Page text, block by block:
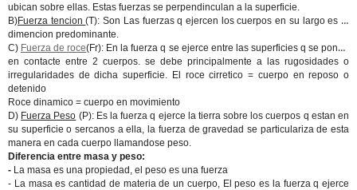
ubican sobre ellas. Estas fuerzas se perpendinculan a la superficie.
B)Fuerza tencion(T): Son Las fuerzas q ejercen los cuerpos en su largo es la
dimencion predominante.
C) Fuerza de roce(Fr): En la fuerza q se ejerce entre las superficies q se ponen
en contacte entre 2 cuerpos. se debe principalmente a las rugosidades o
irregularidades de dicha superficie. El roce cirretico = cuerpo en reposo o
detenido
Roce dinamico = cuerpo en movimiento
D) Fuerza Peso (P): Es la fuerza q ejerce la tierra sobre los cuerpos q estan en
su superficie o sercanos a ella, la fuerza de gravedad se particulariza de esta
manera en cada cuerpo llamandose peso.
Diferencia entre masa y peso:
- La masa es una propiedad, el peso es una fuerza
- La masa es cantidad de materia de un cuerpo, El peso es la fuerza q ejerce